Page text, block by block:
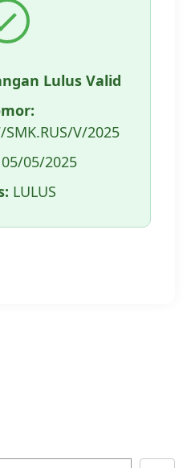
Lulus Valid
V/2025
05/05/2025
LULUS